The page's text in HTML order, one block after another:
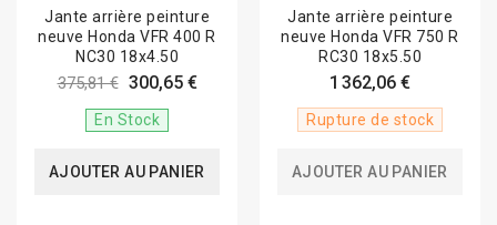
Jante arrière peinture
neuve Honda VFR 400 R
NC30 18x4.50
375,81 € 300,65 €
En Stock
AJOUTER AU PANIER
Jante arrière peinture
neuve Honda VFR 750 R
RC30 18x5.50
1 362,06 €
Rupture de stock
AJOUTER AU PANIER